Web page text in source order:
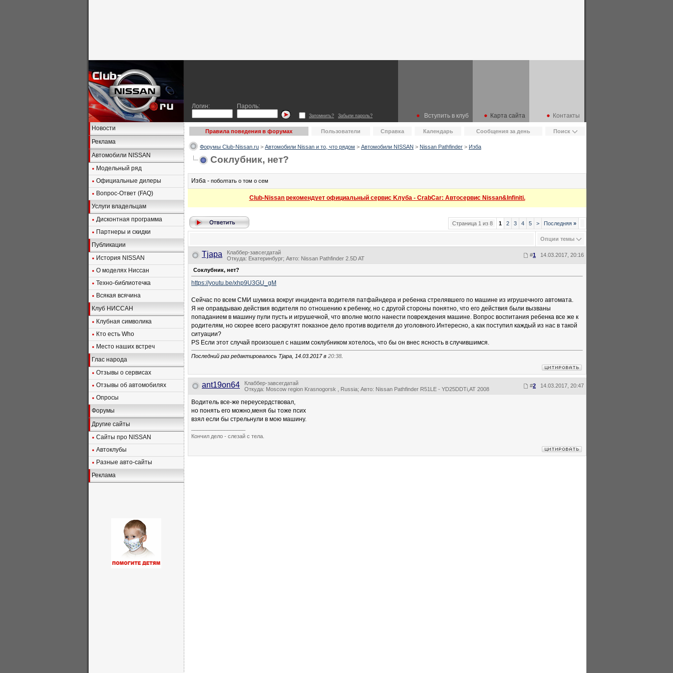
Логин: Пароль:
Запомнить? Забыли пароль? Вступить в клуб Карта сайта
Контакты
Новости
Реклама
Автомобили NISSAN
Модельный ряд
Официальные дилеры
Вопрос-Ответ (FAQ)
Услуги владельцам
Дисконтная программа
Партнеры и скидки
Публикации
История NISSAN
О моделях Ниссан
Техно-библиотечка
Всякая всячина
Клуб НИССАН
Клубная символика
Кто есть Who
Место наших встреч
Глас народа
Отзывы о сервисах
Отзывы об автомобилях
Опросы
Форумы
Другие сайты
Сайты про NISSAN
Автоклубы
Разные авто-сайты
Реклама
Правила поведения в форумах Пользователи Справка Календарь Сообщения за день Поиск
Форумы Club-Nissan.ru > Автомобили Nissan и то, что рядом > Автомобили NISSAN > Nissan Pathfinder > Изба
Соклубник, нет?
Изба - поболтать о том о сем
Club-Nissan рекомендует официальный сервис Kлуба - CrabCar: Автосервис Nissan&Infiniti.
Страница 1 из 8 1 2 3 4 5 > Последняя »
Опции темы
Tjapa
Клаббер-завсегдатай
Откуда: Екатеринбург; Авто: Nissan Pathfinder 2.5D AT
#1 14.03.2017, 20:16
Соклубник, нет?
https://youtu.be/xhp9U3GU_gM
Сейчас по всем СМИ шумиха вокруг инцидента водителя патфайндера и ребенка стрелявшего по машине из игрушечного автомата.
Я не оправдываю действия водителя по отношению к ребенку, но с другой стороны понятно, что его действия были вызваны
попаданием в машину пули пусть и игрушечной, что вполне могло нанести повреждения машине. Вопрос воспитания ребенка все же к
родителям, но скорее всего раскрутят показное дело против водителя до уголовного.Интересно, а как поступил каждый из нас в такой
ситуации?
PS Если этот случай произошел с нашим соклубником хотелось, что бы он внес ясность в случившимся.
Последний раз редактировалось Tjapa, 14.03.2017 в 20:38
ant19on64
Клаббер-завсегдатай
Откуда: Moscow region Krasnogorsk , Russia; Авто: Nissan Pathfinder R51LE - YD25DDTi,АТ 2008
#2 14.03.2017, 20:47
Водитель все-же переусердствовал,
но понять его можно,меня бы тоже псих
взял если бы стрельнули в мою машину.
Кончил дело - слезай с тела.